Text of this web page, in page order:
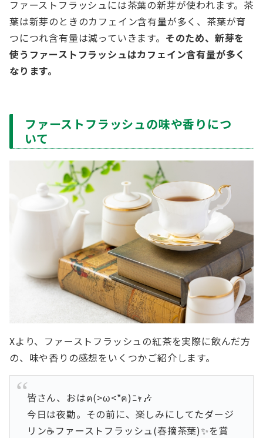
ファーストフラッシュには茶葉の新芽が使われます。茶
葉は新芽のときのカフェイン含有量が多く、茶葉が育
つにつれ含有量は減っていきます。 そのため、新芽を
使うファーストフラッシュはカフェイン含有量が多く
なります。
ファーストフラッシュの味や香りにつ
いて
Xより、ファーストフラッシュの紅茶を実際に飲んだ方
の、味や香りの感想をいくつかご紹介します。
皆さん、おはฅ(>ω<*ฅ)ﾆｬ🎶
今日は夜勤。その前に、楽しみにしてたダージ
リン☕ファーストフラッシュ(春摘茶葉)✨を賞